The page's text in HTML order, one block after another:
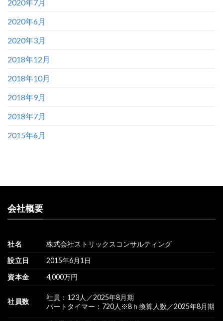
2020年7月
2020年6月
2020年3月
2018年12月
2018年10月
2018年9月
2018年7月
2015年6月
会社概要
社名
株式会社ストリックスコンサルティング
設立日
2015年6月1日
資本金
4,000万円
社員数
社員：123人／2025年8月期
パートタイマー：720人※8ｈ換算人数／2025年8月期